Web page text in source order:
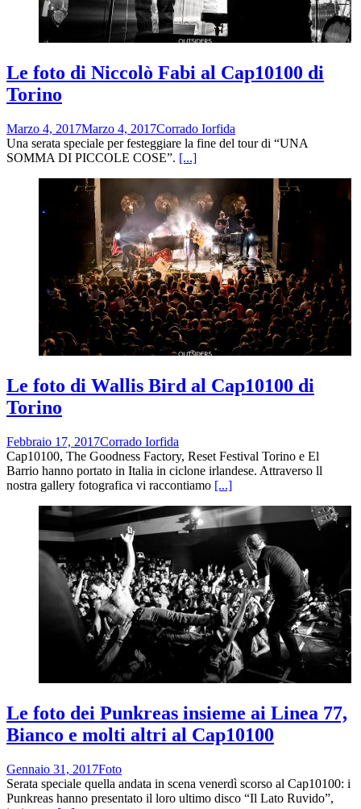
Le foto di Niccolò Fabi al Cap10100 di
Torino
Marzo 4, 2017Marzo 4, 2017Corrado Iorfida
Una serata speciale per festeggiare la fine del tour di “UNA
SOMMA DI PICCOLE COSE”. [...]
Le foto di Wallis Bird al Cap10100 di
Torino
Febbraio 17, 2017Corrado Iorfida
Cap10100, The Goodness Factory, Reset Festival Torino e El
Barrio hanno portato in Italia in ciclone irlandese. Attraverso ll
nostra gallery fotografica vi raccontiamo [...]
Le foto dei Punkreas insieme ai Linea 77,
Bianco e molti altri al Cap10100
Gennaio 31, 2017Foto
Serata speciale quella andata in scena venerdì scorso al Cap10100: i
Punkreas hanno presentato il loro ultimo disco “Il Lato Ruvido”,